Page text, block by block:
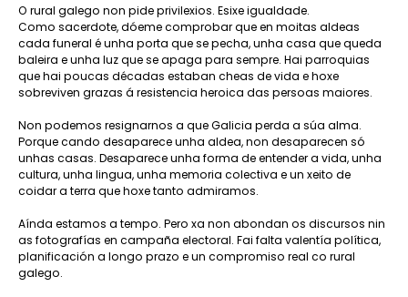
O rural galego non pide privilexios. Esixe igualdade.
Como sacerdote, dóeme comprobar que en moitas aldeas
cada funeral é unha porta que se pecha, unha casa que queda
baleira e unha luz que se apaga para sempre. Hai parroquias
que hai poucas décadas estaban cheas de vida e hoxe
sobreviven grazas á resistencia heroica das persoas maiores.
Non podemos resignarnos a que Galicia perda a súa alma.
Porque cando desaparece unha aldea, non desaparecen só
unhas casas. Desaparece unha forma de entender a vida, unha
cultura, unha lingua, unha memoria colectiva e un xeito de
coidar a terra que hoxe tanto admiramos.
Aínda estamos a tempo. Pero xa non abondan os discursos nin
as fotografías en campaña electoral. Fai falta valentía política,
planificación a longo prazo e un compromiso real co rural
galego.